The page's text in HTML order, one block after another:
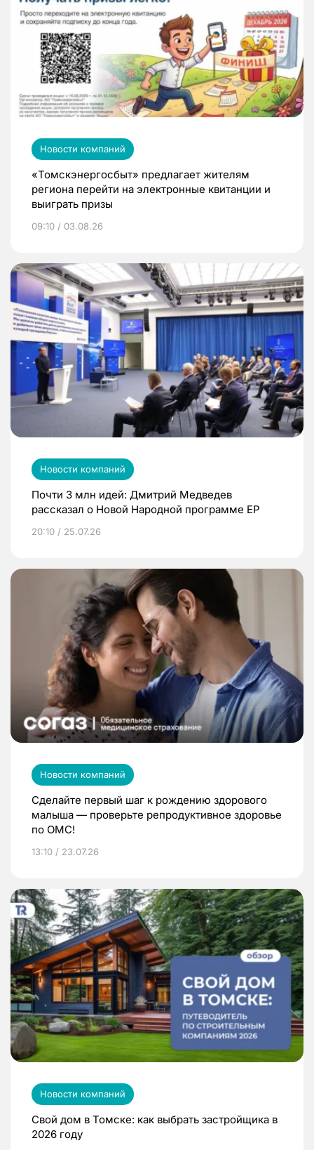
Новости компаний
«Томскэнергосбыт» предлагает жителям
региона перейти на электронные квитанции и
выиграть призы
09:10 / 03.08.26
Новости компаний
Почти 3 млн идей: Дмитрий Медведев
рассказал о Новой Народной программе ЕР
20:10 / 25.07.26
Новости компаний
Сделайте первый шаг к рождению здорового
малыша — проверьте репродуктивное здоровье
по ОМС!
13:10 / 23.07.26
Новости компаний
Свой дом в Томске: как выбрать застройщика в
2026 году